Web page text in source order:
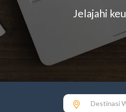
Jelajahi
Destinasi